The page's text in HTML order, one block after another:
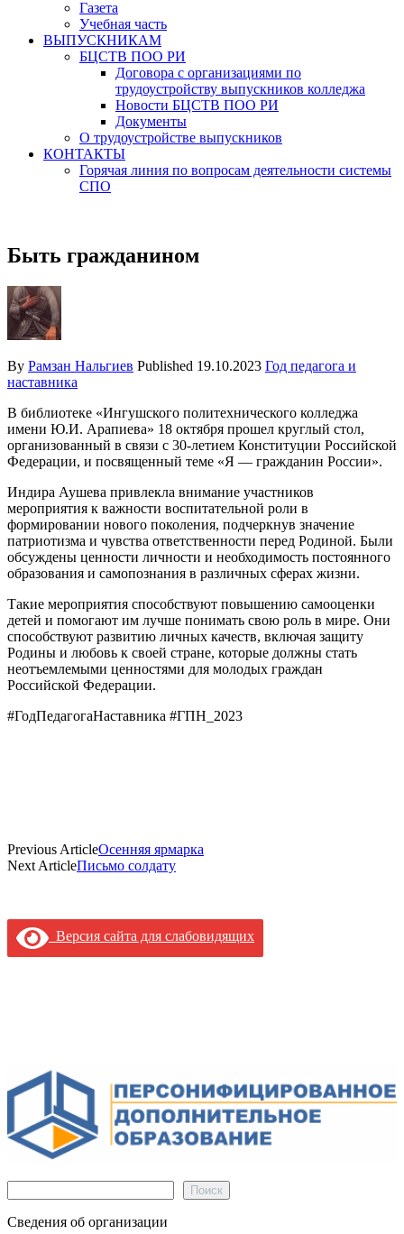
Газета
Учебная часть
ВЫПУСКНИКАМ
БЦСТВ ПОО РИ
Договора с организациями по
трудоустройству выпускников колледжа
Новости БЦСТВ ПОО РИ
Документы
О трудоустройстве выпускников
КОНТАКТЫ
Горячая линия по вопросам деятельности системы
СПО
Быть гражданином
By Рамзан Нальгиев Published 19.10.2023 Год педагога и
наставника
В библиотеке «Ингушского политехнического колледжа
имени Ю.И. Арапиева» 18 октября прошел круглый стол,
организованный в связи с 30-летием Конституции Российской
Федерации, и посвященный теме «Я — гражданин России».
Индира Аушева привлекла внимание участников
мероприятия к важности воспитательной роли в
формировании нового поколения, подчеркнув значение
патриотизма и чувства ответственности перед Родиной. Были
обсуждены ценности личности и необходимость постоянного
образования и самопознания в различных сферах жизни.
Такие мероприятия способствуют повышению самооценки
детей и помогают им лучше понимать свою роль в мире. Они
способствуют развитию личных качеств, включая защиту
Родины и любовь к своей стране, которые должны стать
неотъемлемыми ценностями для молодых граждан
Российской Федерации.
#ГодПедагогаНаставника #ГПН_2023
Previous ArticleОсенняя ярмарка
Next ArticleПисьмо солдату
Версия сайта для слабовидящих
Поиск
Сведения об организации